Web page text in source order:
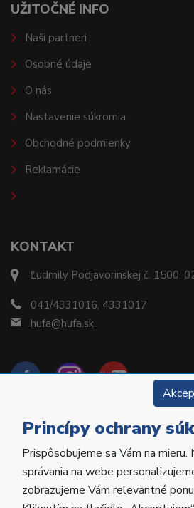
KONTAKT
Ľudmily Podjavorinskej č. 1500,
041/4331016, 4331017
hufa@hufa.sk
UŽITOČNÉ INFO
Naši partneri
Osobné údaje
O nás
Nastavenie súkromia
Obchodné podmienky
Reklamácie
Copyright © 2022 Hu-Fa
vyhradené.
Princípy ochrany
Prispôsobujeme sa Vám na mieru.
správania na webe
zobrazujeme Vám relevantné